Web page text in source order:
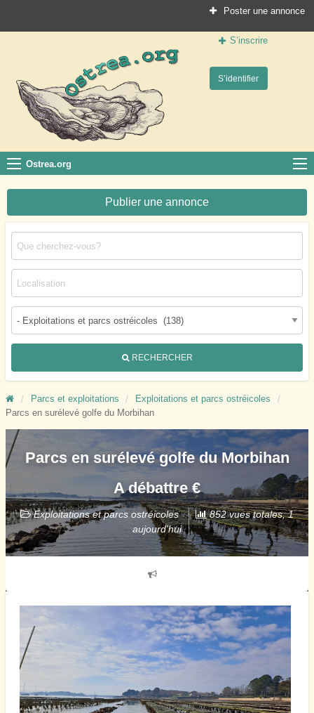
Poster une annonce
S’inscrire
S’identifier
Ostrea.org
Le site des professionnels de la conchyliculture
Ostrea.org
Publier une annonce
RECHERCHER
Parcs et exploitations
Exploitations et parcs ostréicoles
Parcs en surélevé golfe du Morbihan
Parcs en surélevé golfe du Morbihan
A débattre €
Exploitations et parcs ostréicoles
852 vues totales, 1
aujourd'hui
Signaler
problème